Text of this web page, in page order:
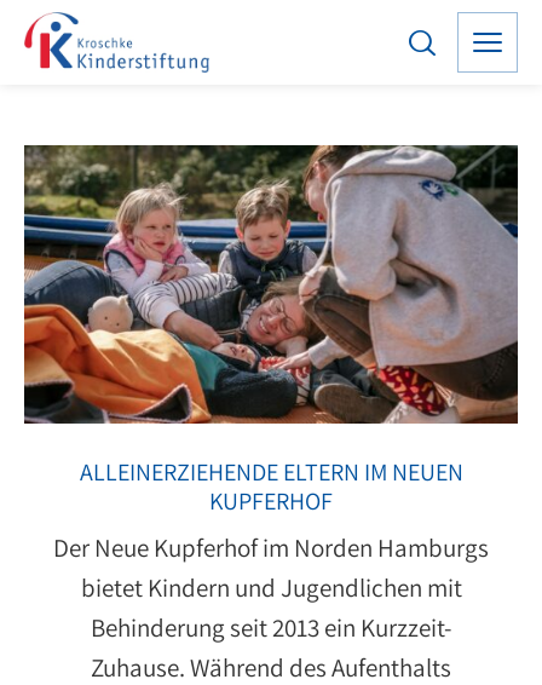
ALLEINERZIEHENDE ELTERN IM NEUEN
KUPFERHOF
Der Neue Kupferhof im Norden Hamburgs
bietet Kindern und Jugendlichen mit
Behinderung seit 2013 ein Kurzzeit-
Zuhause. Während des Aufenthalts